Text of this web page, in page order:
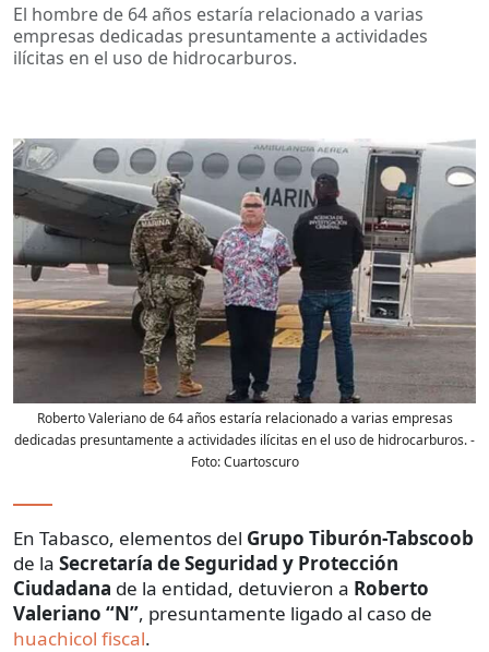
El hombre de 64 años estaría relacionado a varias
empresas dedicadas presuntamente a actividades
ilícitas en el uso de hidrocarburos.
Roberto Valeriano de 64 años estaría relacionado a varias empresas
dedicadas presuntamente a actividades ilícitas en el uso de hidrocarburos.-
Foto:Cuartoscuro
En Tabasco, elementos del Grupo Tiburón-Tabscoob
de la Secretaría de Seguridad y Protección
Ciudadana de la entidad, detuvieron a Roberto
Valeriano “N”, presuntamente ligado al caso de
huachicol fiscal.